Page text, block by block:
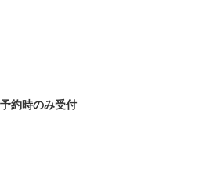
約時のみ受付